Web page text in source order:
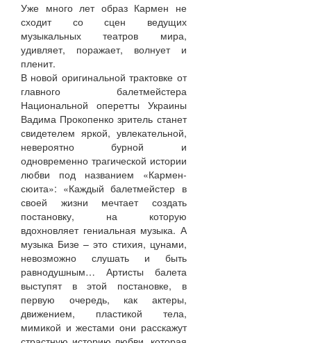
Уже много лет образ Кармен не
сходит со сцен ведущих
музыкальных театров мира,
удивляет, поражает, волнует и
пленит.
В новой оригинальной трактовке от
главного балетмейстера
Национальной оперетты Украины
Вадима Прокопенко зритель станет
свидетелем яркой, увлекательной,
невероятно бурной и
одновременно трагической истории
любви под названием «Кармен-
сюита»: «Каждый балетмейстер в
своей жизни мечтает создать
постановку, на которую
вдохновляет гениальная музыка. А
музыка Бизе – это стихия, цунами,
невозможно слушать и быть
равнодушным… Артисты балета
выступят в этой постановке, в
первую очередь, как актеры,
движением, пластикой тела,
мимикой и жестами они расскажут